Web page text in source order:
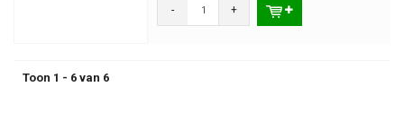
- +
Toon 1 - 6 van 6